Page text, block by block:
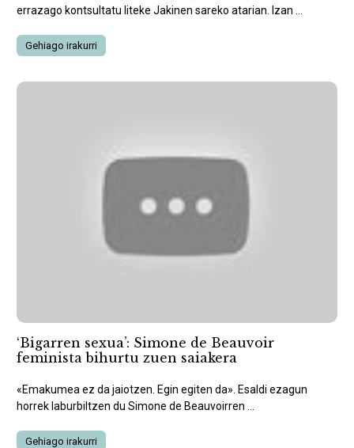
errazago kontsultatu liteke Jakinen sareko atarian. Izan ...
Gehiago irakurri
‘Bigarren sexua’: Simone de Beauvoir
feminista bihurtu zuen saiakera
«Emakumea ez da jaiotzen. Egin egiten da». Esaldi ezagun
horrek laburbiltzen du Simone de Beauvoirren ...
Gehiago irakurri